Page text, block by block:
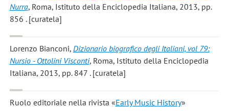
Nurra, Roma, Istituto della Enciclopedia Italiana, 2013, pp.
856 . [curatela]
Lorenzo Bianconi, Dizionario biografico degli Italiani, vol 79:
Nursio - Ottolini Visconti, Roma, Istituto della Enciclopedia
Italiana, 2013, pp. 847 . [curatela]
Ruolo editoriale nella rivista «Early Music History»